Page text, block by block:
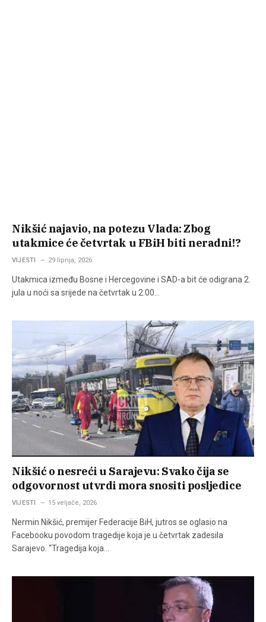
Nikšić najavio, na potezu Vlada: Zbog
utakmice će četvrtak u FBiH biti neradni!?
VIJESTI 29 lipnja, 2026
Utakmica između Bosne i Hercegovine i SAD-a bit će odigrana 2.
jula u noći sa srijede na četvrtak u 2.00…
Nikšić o nesreći u Sarajevu: Svako čija se
odgovornost utvrdi mora snositi posljedice
VIJESTI 15 veljače, 2026
Nermin Nikšić, premijer Federacije BiH, jutros se oglasio na
Facebooku povodom tragedije koja je u četvrtak zadesila
Sarajevo. “Tragedija koja…